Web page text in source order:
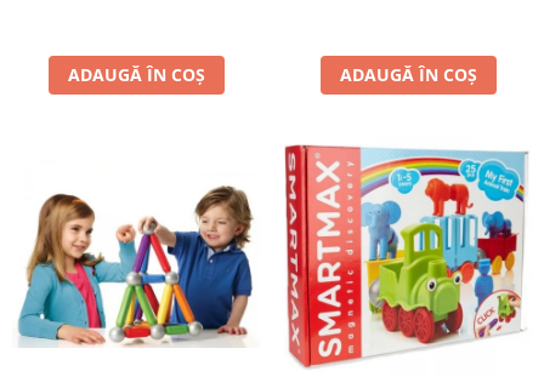
ADAUGĂ ÎN COȘ ADAUGĂ ÎN COȘ